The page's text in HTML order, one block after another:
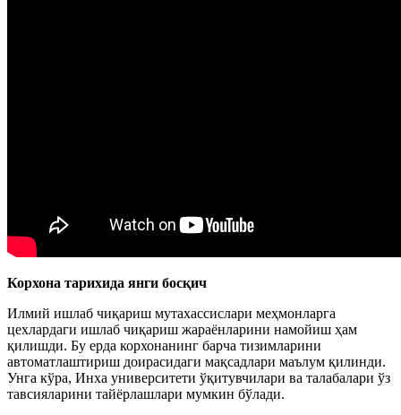
Корхона тарихида янги босқич
Илмий ишлаб чиқариш мутахассислари меҳмонларга
цехлардаги ишлаб чиқариш жараёнларини намойиш ҳам
қилишди. Бу ерда корхонанинг барча тизимларини
автоматлаштириш доирасидаги мақсадлари маълум қилинди.
Унга кўра, Инха университети ўқитувчилари ва талабалари ўз
тавсияларини тайёрлашлари мумкин бўлади.